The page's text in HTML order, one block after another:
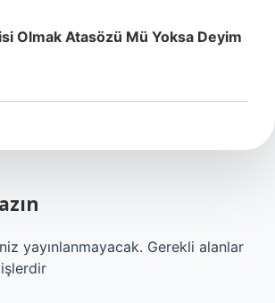
Olmak Atasözü Mü Yoksa Deyim
yayınlanmayacak. Gerekli alanlar